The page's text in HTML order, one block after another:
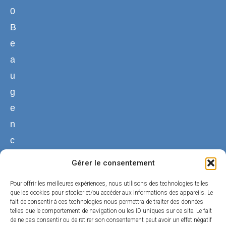
Gérer le consentement
Pour offrir les meilleures expériences, nous utilisons des technologies telles
que les cookies pour stocker et/ou accéder aux informations des appareils. Le
fait de consentir à ces technologies nous permettra de traiter des données
telles que le comportement de navigation ou les ID uniques sur ce site. Le fait
de ne pas consentir ou de retirer son consentement peut avoir un effet négatif
0
B
e
a
u
g
e
n
c
02
38
44
50